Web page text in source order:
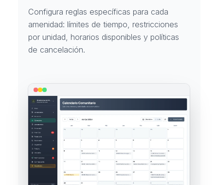
Configura reglas específicas para cada
amenidad: límites de tiempo, restricciones
por unidad, horarios disponibles y políticas
de cancelación.